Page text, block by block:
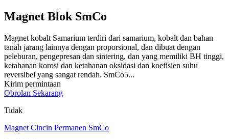
Magnet Blok SmCo
Magnet kobalt Samarium terdiri dari samarium, kobalt dan bahan
tanah jarang lainnya dengan proporsional, dan dibuat dengan
peleburan, pengepresan dan sintering, dan yang memiliki BH tinggi,
ketahanan korosi dan ketahanan oksidasi dan koefisien suhu
reversibel yang sangat rendah. SmCo5...
Kirim permintaan
Obrolan Sekarang
Tidak
Magnet Cincin Permanen SmCo